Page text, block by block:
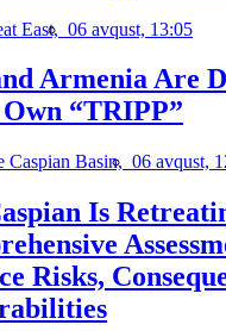
East, 06 avqust, 13:05
Armenia Are
“TRIPP”
Caspian Basin, 06 avqust,
Is
Risks,